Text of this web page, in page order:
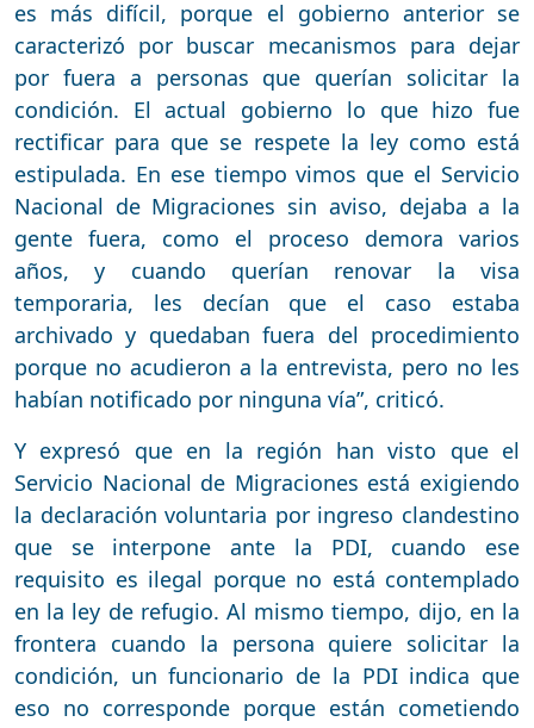
es más difícil, porque el gobierno anterior se
caracterizó por buscar mecanismos para dejar
por fuera a personas que querían solicitar la
condición. El actual gobierno lo que hizo fue
rectificar para que se respete la ley como está
estipulada. En ese tiempo vimos que el Servicio
Nacional de Migraciones sin aviso, dejaba a la
gente fuera, como el proceso demora varios
años, y cuando querían renovar la visa
temporaria, les decían que el caso estaba
archivado y quedaban fuera del procedimiento
porque no acudieron a la entrevista, pero no les
habían notificado por ninguna vía”, criticó.
Y expresó que en la región han visto que el
Servicio Nacional de Migraciones está exigiendo
la declaración voluntaria por ingreso clandestino
que se interpone ante la PDI, cuando ese
requisito es ilegal porque no está contemplado
en la ley de refugio. Al mismo tiempo, dijo, en la
frontera cuando la persona quiere solicitar la
condición, un funcionario de la PDI indica que
eso no corresponde porque están cometiendo